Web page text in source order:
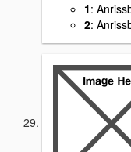
1:
2: